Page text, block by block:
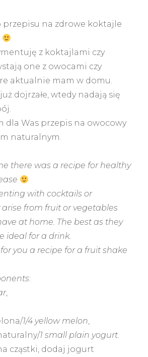
przepisu na zdrowe koktajle
z koktajlami czy
one z owocami czy
aktualnie mam w domu.
dojrzałe, wtedy nadają się
dla Was przepis na owocowy
naturalnym.
there was a recipe for healthy
with cocktails or
arise from fruit or vegetables
at home. The best as they
ideal for a drink.
you a recipe for a fruit shake
:
,
1/4 yellow melon,
1 small plain yogurt.
cząstki, dodaj jogurt